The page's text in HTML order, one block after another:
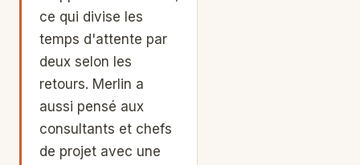
ce qui divise les
temps d'attente par
deux selon les
retours. Merlin a
aussi pensé aux
consultants et chefs
de projet avec une